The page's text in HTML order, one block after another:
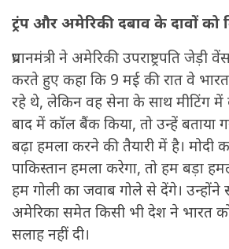
ट्रंप और अमेरिकी दबाव के दावों को
प्रधानमंत्री ने अमेरिकी उपराष्ट्रपति
करते हुए कहा कि 9 मई की रात वे
रहे थे, लेकिन वह सेना के साथ मीटिंग में
बाद में कॉल बैंक किया, तो उन्हें बताया
बढ़ा हमला करने की तैयारी में है। मोदी
पाकिस्तान हमला करेगा, तो हम बड़ा
हम गोली का जवाब गोले से देंगे। उन्होंने
अमेरिका समेत किसी भी देश ने भारत
सलाह नहीं दी।